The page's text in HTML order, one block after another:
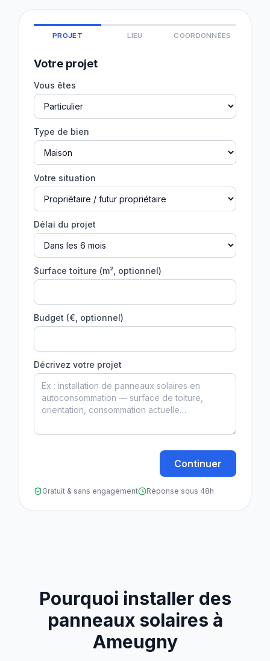
PROJET LIEU COORDONNÉES
Votre projet
Vous êtes
Type de bien
Votre situation
Délai du projet
Surface toiture (m², optionnel)
Budget (€, optionnel)
Décrivez votre projet
Continuer
Gratuit & sans engagement Réponse sous 48h
Pourquoi installer des
panneaux solaires à
Ameugny